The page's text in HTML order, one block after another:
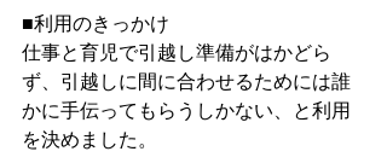
■利用のきっかけ
仕事と育児で引越し準備がはかどら
ず、引越しに間に合わせるためには誰
かに手伝ってもらうしかない、と利用
を決めました。